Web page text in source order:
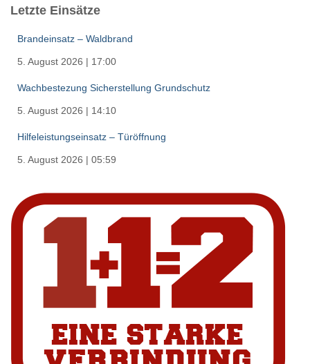
Letzte Einsätze
Brandeinsatz – Waldbrand
5. August 2026 | 17:00
Wachbestezung Sicherstellung Grundschutz
5. August 2026 | 14:10
Hilfeleistungseinsatz – Türöffnung
5. August 2026 | 05:59